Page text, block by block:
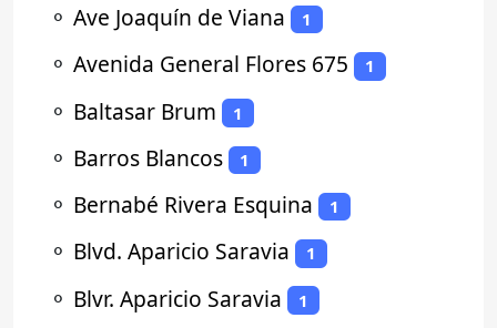
⚬ Ave Joaquín de Viana 1
⚬ Avenida General Flores 675 1
⚬ Baltasar Brum 1
⚬ Barros Blancos 1
⚬ Bernabé Rivera Esquina 1
⚬ Blvd. Aparicio Saravia 1
⚬ Blvr. Aparicio Saravia 1